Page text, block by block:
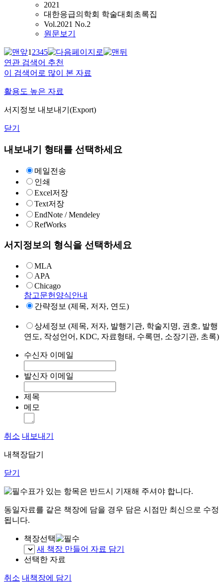
2021
대한응급의학회 학술대회초록집
Vol.2021 No.2
원문보기
12345
연관 검색어 추천
이 검색어로 많이 본 자료
활용도 높은 자료
서지정보 내보내기(Export)
닫기
내보내기 형태를 선택하세요
메일전송
인쇄
Excel저장
Text저장
EndNote / Mendeley
RefWorks
서지정보의 형식을 선택하세요
MLA
APA
Chicago
참고문헌양식안내
간략정보 (제목, 저자, 연도)
상세정보 (제목, 저자, 발행기관, 학술지명, 권호, 발행
연도, 작성언어, KDC, 자료형태, 수록면, 소장기관, 초록)
수신자 이메일
발신자 이메일
제목
메모
취소 내보내기
내책장담기
닫기
표가 있는 항목은 반드시 기재해 주셔야 합니다.
동일자료를 같은 책장에 담을 경우 담은 시점만 최신으로 수정
됩니다.
책장선택
새 책장 만들어 자료 담기
선택한 자료
취소 내책장에 담기